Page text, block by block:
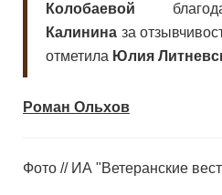
Колобаевой
Калинина за
отметила Юлия
Роман Ольхов
Фото // ИА "Ветеранские